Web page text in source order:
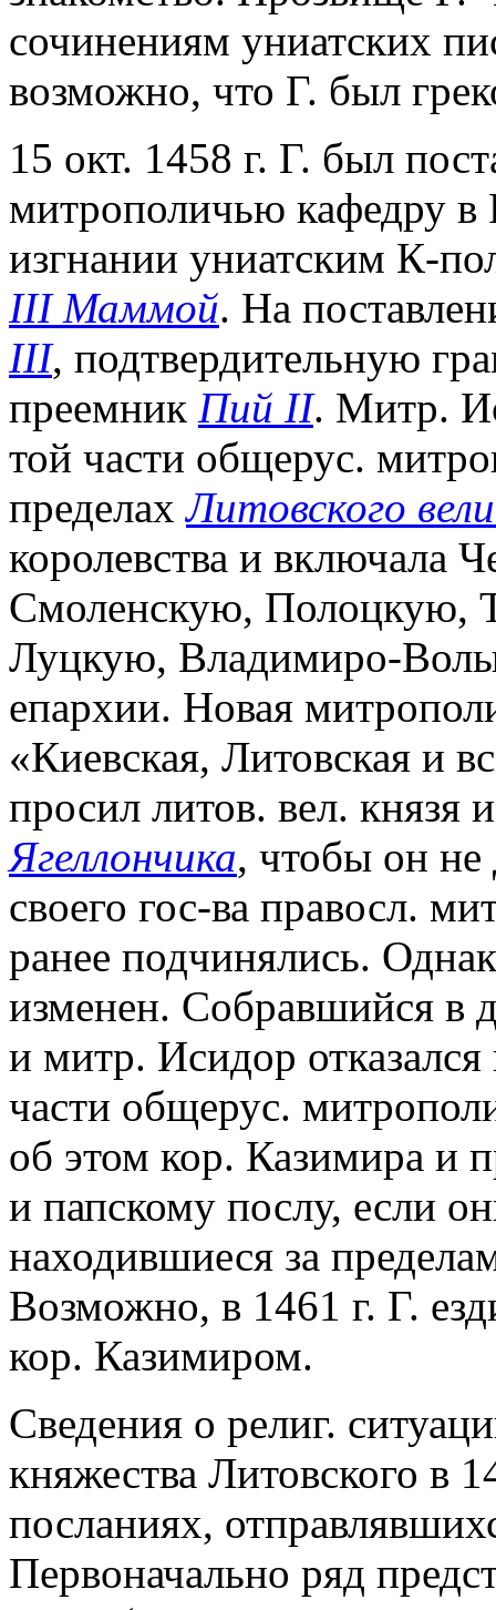
сочинениям униатских
возможно, что Г. был
15 окт. 1458 г. Г. был
митрополичью кафедру
изгнании униатским К-
III Маммой. На
III, подтвердительную
преемник Пий II. Митр.
той части общерус.
пределахЛитовского
королевства и включала
Смоленскую, Полоцкую,
Луцкую, Владимиро-
епархии. Новая
«Киевская, Литовская и
просил литов. вел. князя
Ягеллончика, чтобы он не
своего гос-ва правосл.
ранее подчинялись.
изменен. Собравшийся в
и митр. Исидор отказался
части общерус.
об этом кор. Казимира и
и папскому послу, если
находившиеся за
Возможно, в 1461 г. Г.
кор. Казимиром.
Сведения о религ.
княжества Литовского в
посланиях,
Первоначально ряд